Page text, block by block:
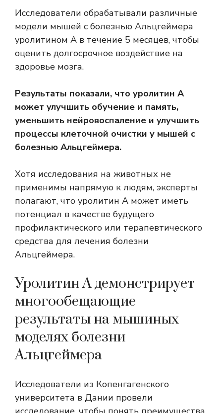
Исследователи обрабатывали различные
модели мышей с болезнью Альцгеймера
уролитином А в течение 5 месяцев, чтобы
оценить долгосрочное воздействие на
здоровье мозга.
Результаты показали, что уролитин А
может улучшить обучение и память,
уменьшить нейровоспаление и улучшить
процессы клеточной очистки у мышей с
болезнью Альцгеймера.
Хотя исследования на животных не
применимы напрямую к людям, эксперты
полагают, что уролитин А может иметь
потенциал в качестве будущего
профилактического или терапевтического
средства для лечения болезни
Альцгеймера.
Уролитин А демонстрирует
многообещающие
результаты на мышиных
моделях болезни
Альцгеймера
Исследователи из Копенгагенского
университета в Дании провели